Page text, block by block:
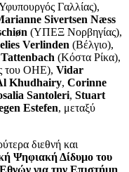
Γαλλίας),
Sivertsen Næss
øn (ΥΠΕΞ Νορβηγίας),
Verlinden (Βέλγιο),
Tattenbach (Κόστα Ρίκα),
του ΟΗΕ), Vidar
Khudhairy, Corinne
Santoleri, Stuart
Estefen, μεταξύ
διεθνή και
Ψηφιακή Δίδυμο του
για την Επιστήμη